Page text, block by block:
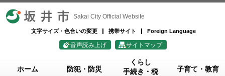
坂井市 Sakai City Official Website
文字サイズ・色合いの変更 携帯サイト Foreign Language
音声読み上げ サイトマップ
ホーム 防犯・防災
くらし
手続き・税
子育て・教育